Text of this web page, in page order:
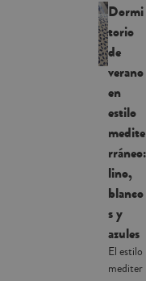
Dormi
torio
de
verano
en
estilo
medite
rráneo:
lino,
blanco
s y
azules
El estilo
mediter